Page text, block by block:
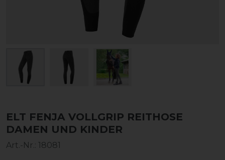
ELT FENJA VOLLGRIP REITHOSE
DAMEN UND KINDER
Art.-Nr.: 18081